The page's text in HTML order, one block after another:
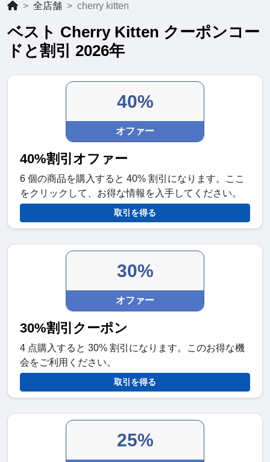
全店舗 cherry kitten
ベスト Cherry Kitten クーポンコー
ドと割引 2026年
40%
オファー
40%割引オファー
6 個の商品を購入すると 40% 割引になります。ここ
をクリックして、お得な情報を入手してください。
取引を得る
30%
オファー
30%割引クーポン
4 点購入すると 30% 割引になります。このお得な機
会をご利用ください。
取引を得る
25%